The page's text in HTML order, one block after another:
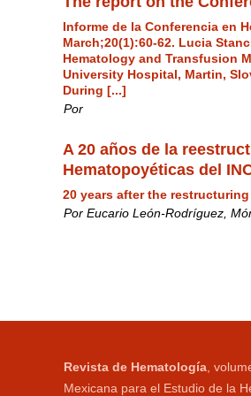
Informe de la Conferencia en
March;20(1):60-62. Lucia
Hematology and Transfusion
University Hospital, Martin,
During [...]
Por
A 20 años de la
Hematopoyéticas del
20 years after the
Por Eucario León-Rodríguez,
Revista de Hematología ,
Mexicana para el Estudio de la